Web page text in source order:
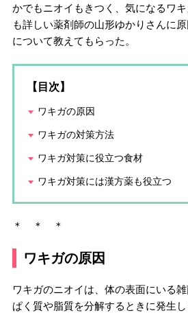
かでもニオイもきつく、気になるワ
も詳しい薬剤師の山形ゆかりさんに
について教えてもらった。
【目次】
ワキガの原因
ワキガの対策方法
ワキガ対策に役立つ食材
ワキガ対策には漢方薬も役立つ
＊ ＊ ＊
ワキガの原因
ワキガのニオイは、体の表面にいる
ぱく質や脂質を分解するときに発生